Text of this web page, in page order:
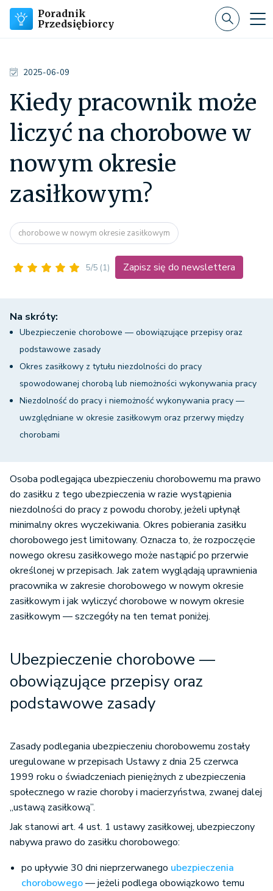
Poradnik
Przedsiębiorcy
2025-06-09
Kiedy pracownik może
liczyć na chorobowe w
nowym okresie
zasiłkowym?
chorobowe w nowym okresie zasiłkowym
5/5 (1) Zapisz się do newslettera
Na skróty:
Ubezpieczenie chorobowe — obowiązujące przepisy oraz
podstawowe zasady
Okres zasiłkowy z tytułu niezdolności do pracy
spowodowanej chorobą lub niemożności wykonywania pracy
Niezdolność do pracy i niemożność wykonywania pracy —
uwzględniane w okresie zasiłkowym oraz przerwy między
chorobami
Osoba podlegająca ubezpieczeniu chorobowemu ma prawo
do zasiłku z tego ubezpieczenia w razie wystąpienia
niezdolności do pracy z powodu choroby, jeżeli upłynął
minimalny okres wyczekiwania. Okres pobierania zasiłku
chorobowego jest limitowany. Oznacza to, że rozpoczęcie
nowego okresu zasiłkowego może nastąpić po przerwie
określonej w przepisach. Jak zatem wyglądają uprawnienia
pracownika w zakresie chorobowego w nowym okresie
zasiłkowym i jak wyliczyć chorobowe w nowym okresie
zasiłkowym — szczegóły na ten temat poniżej.
Ubezpieczenie chorobowe —
obowiązujące przepisy oraz
podstawowe zasady
Zasady podlegania ubezpieczeniu chorobowemu zostały
uregulowane w przepisach Ustawy z dnia 25 czerwca
1999 roku o świadczeniach pieniężnych z ubezpieczenia
społecznego w razie choroby i macierzyństwa, zwanej dalej
„ustawą zasiłkową”.
Jak stanowi art. 4 ust. 1 ustawy zasiłkowej, ubezpieczony
nabywa prawo do zasiłku chorobowego:
po upływie 30 dni nieprzerwanego ubezpieczenia
chorobowego— jeżeli podlega obowiązkowo temu